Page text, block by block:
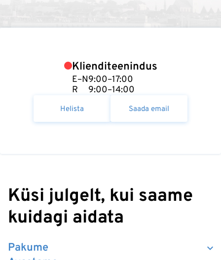
Klienditeenindus
E–N
R
9:00–17:00
9:00–14:00
Helista Saada email
Küsi julgelt, kui saame
kuidagi aidata
Pakume